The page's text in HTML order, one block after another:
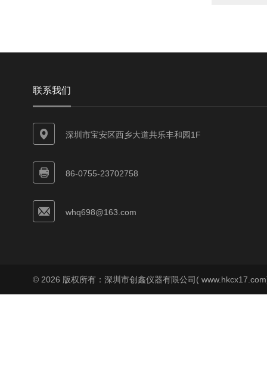
联系我们
深圳市宝安区西乡大道共乐丰和园1F
86-0755-23702758
whq698@163.com
© 2026 版权所有：深圳市创鑫仪器有限公司(